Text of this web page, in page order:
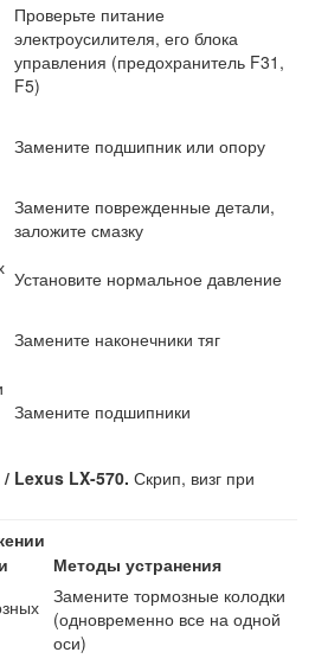
Проверьте питание
электроусилителя, его блока
управления (предохранитель F31,
F5)
Замените подшипник или опору
Замените поврежденные детали,
заложите смазку
Установите нормальное давление
Замените наконечники тяг
Замените подшипники
Lexus LX-570. Скрип, визг при
Методы устранения
Замените тормозные колодки
(одновременно все на одной
оси)